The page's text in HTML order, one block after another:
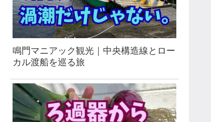
鳴門マニアック観光｜中央構造線とロー
カル渡船を巡る旅